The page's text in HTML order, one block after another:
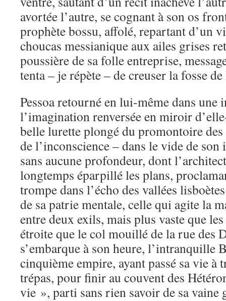
avortée l’autre, se cognant à son os
prophète bossu, affolé, repartant d’un
choucas messianique aux ailes grises
poussière de sa folle entreprise,
tenta – je répète – de creuser la fosse
Pessoa retourné en lui-même dans une
l’imagination renversée en miroir
belle lurette plongé du promontoire des
de l’inconscience – dans le vide de
sans aucune profondeur, dont
longtemps éparpillé les plans,
trompe dans l’écho des vallées
de sa patrie mentale, celle qui agite la
entre deux exils, mais plus vaste que
étroite que le col mouillé de la rue des
s’embarque à son heure, l’intranquille
cinquième empire, ayant passé sa vie à
trépas, pour finir au couvent des
vie », parti sans rien savoir de sa vaine